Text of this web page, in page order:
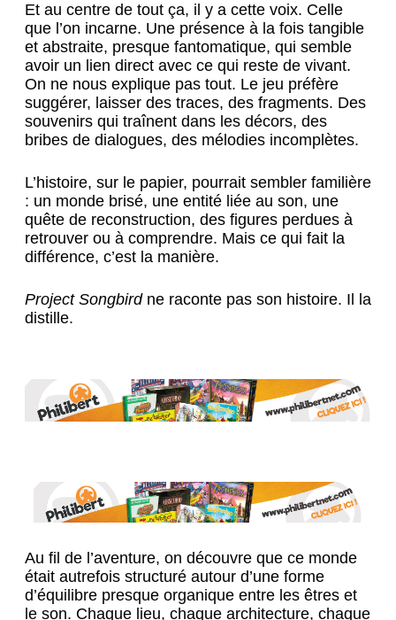
Et au centre de tout ça, il y a cette voix. Celle
que l’on incarne. Une présence à la fois tangible
et abstraite, presque fantomatique, qui semble
avoir un lien direct avec ce qui reste de vivant.
On ne nous explique pas tout. Le jeu préfère
suggérer, laisser des traces, des fragments. Des
souvenirs qui traînent dans les décors, des
bribes de dialogues, des mélodies incomplètes.
L’histoire, sur le papier, pourrait sembler familière
: un monde brisé, une entité liée au son, une
quête de reconstruction, des figures perdues à
retrouver ou à comprendre. Mais ce qui fait la
différence, c’est la manière.
Project Songbirdne raconte pas son histoire. Il la
distille.
Au fil de l’aventure, on découvre que ce monde
était autrefois structuré autour d’une forme
d’équilibre presque organique entre les êtres et
le son. Chaque lieu, chaque architecture, chaque